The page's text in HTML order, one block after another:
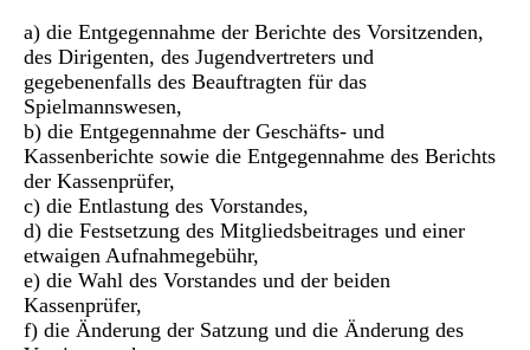
a) die Entgegennahme der Berichte des Vorsitzenden,
des Dirigenten, des Jugendvertreters und
gegebenenfalls des Beauftragten für das
Spielmannswesen,
b) die Entgegennahme der Geschäfts- und
Kassenberichte sowie die Entgegennahme des Berichts
der Kassenprüfer,
c) die Entlastung des Vorstandes,
d) die Festsetzung des Mitgliedsbeitrages und einer
etwaigen Aufnahmegebühr,
e) die Wahl des Vorstandes und der beiden
Kassenprüfer,
f) die Änderung der Satzung und die Änderung des